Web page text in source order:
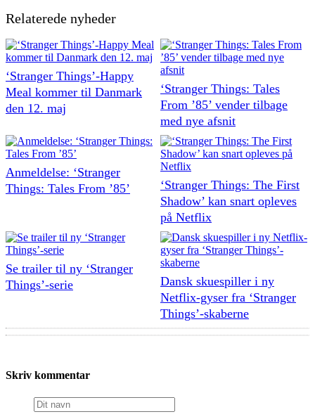
Relaterede nyheder
‘Stranger Things’-Happy
Meal kommer til Danmark
den 12. maj
‘Stranger Things: Tales
From ’85’ vender tilbage
med nye afsnit
Anmeldelse: ‘Stranger
Things: Tales From ’85’
‘Stranger Things: The First
Shadow’ kan snart opleves
på Netflix
Se trailer til ny ‘Stranger
Things’-serie
Dansk skuespiller i ny
Netflix-gyser fra ‘Stranger
Things’-skaberne
Skriv kommentar